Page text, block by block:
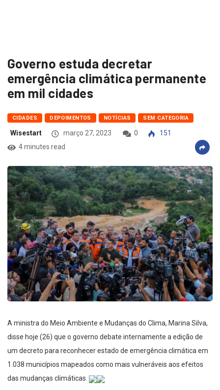
Governo estuda decretar
emergência climática permanente
em mil cidades
CIDADES DEPOIMENTOS NOTÍCIAS SEM CATEGORIA
Wisestart março 27, 2023 0
151
4 minutes read
A ministra do Meio Ambiente e Mudanças do Clima, Marina Silva,
disse hoje (26) que o governo debate internamente a edição de
um decreto para reconhecer estado de emergência climática em
1.038 municípios mapeados como mais vulneráveis aos efeitos
das mudanças climáticas.